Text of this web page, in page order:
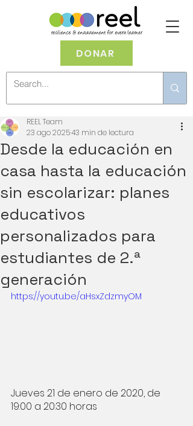
DONAR
Desde la educación en
casa hasta la educación
sin escolarizar: planes
educativos
personalizados para
estudiantes de 2.ª
generación
REEL Team
23 ago 202543 min de lectura
https://youtu.be/aHsxZdzmyOM
Jueves 21 de enero de 2020, de
19:00 a 20:30 horas